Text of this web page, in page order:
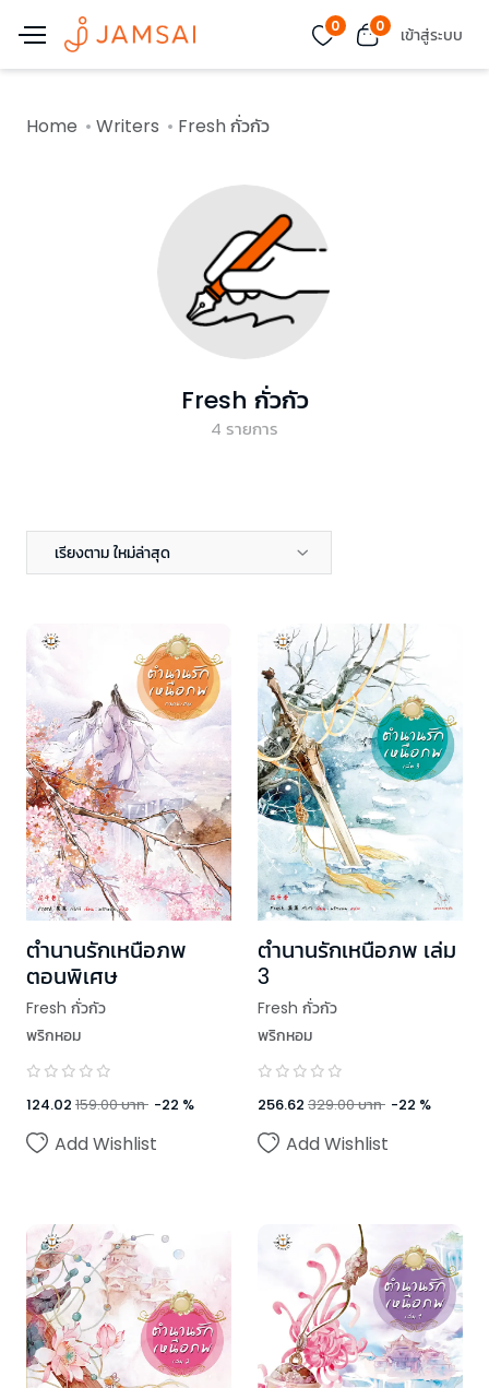
0 0 เข้าสู่ระบบ
Home Writers Fresh กั่วกัว
Fresh กั่วกัว
4 รายการ
เรียงตาม ใหม่ล่าสุด
ตำนานรักเหนือภพ
ตอนพิเศษ
Fresh กั่วกัว
พริกหอม
124.02 159.00บาท -22 %
Add Wishlist
ตำนานรักเหนือภพ เล่ม
3
Fresh กั่วกัว
พริกหอม
256.62 329.00บาท -22 %
Add Wishlist